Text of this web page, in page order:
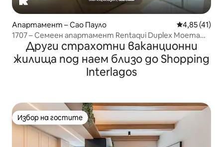
Апартамент – Сао Пауло Средна
4,85 (41)
1707 – Семеен апартамент Rentaqui Duplex Moema
StyleДруги страхотни ваканционни
жилища под наем близо до Shopping
Interlagos
Избор на гостите
Избор на гостите